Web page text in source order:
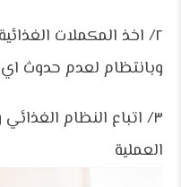
٢/ اخذ المكملات
وبانتظام لعدم حدوث
٣/ اتباع النظام
العملية